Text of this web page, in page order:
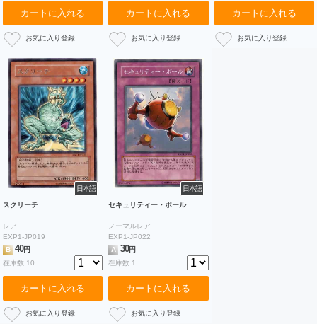
カートに入れる カートに入れる カートに入れる
日本語
スクリーチ
レア
EXP1-JP019
B
40円
在庫数:10
カートに入れる
日本語
セキュリティー・ボール
ノーマルレア
EXP1-JP022
A
30円
在庫数:1
カートに入れる